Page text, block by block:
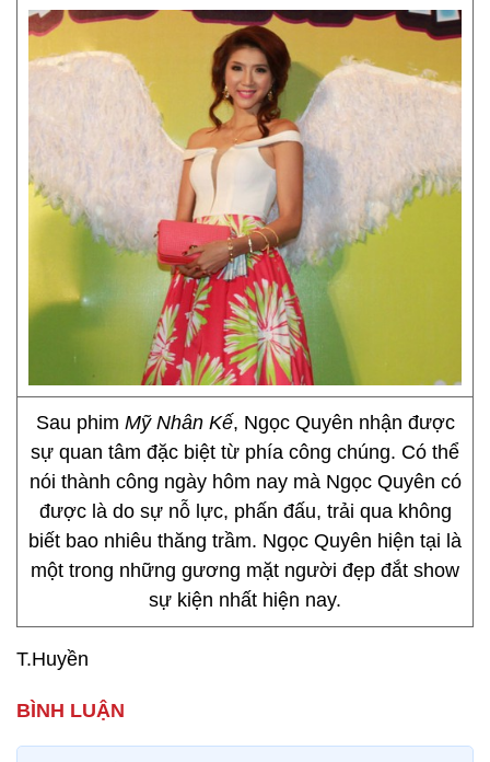
Sau phim Mỹ Nhân Kế, Ngọc Quyên nhận được
sự quan tâm đặc biệt từ phía công chúng. Có thể
nói thành công ngày hôm nay mà Ngọc Quyên có
được là do sự nỗ lực, phấn đấu, trải qua không
biết bao nhiêu thăng trầm. Ngọc Quyên hiện tại là
một trong những gương mặt người đẹp đắt show
sự kiện nhất hiện nay.
T.Huyền